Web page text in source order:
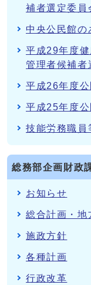
補者選定委員
中央公民館の
平成29年度
管理者候補者
平成26年度
平成25年度
技能労務職員
総務部企画財政
お知らせ
総合計画・地
施政方針
各種計画
行政改革